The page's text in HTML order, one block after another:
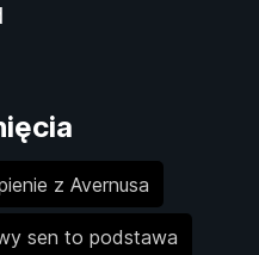
z Avernusa
sen to podstawa